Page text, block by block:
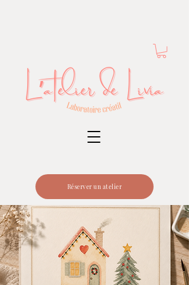
Réserver un atelier